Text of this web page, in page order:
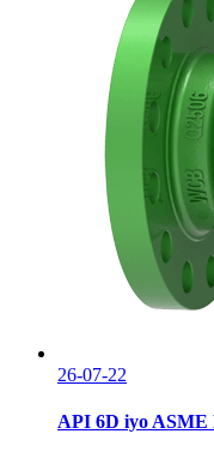
26-07-22
API 6D iyo ASME